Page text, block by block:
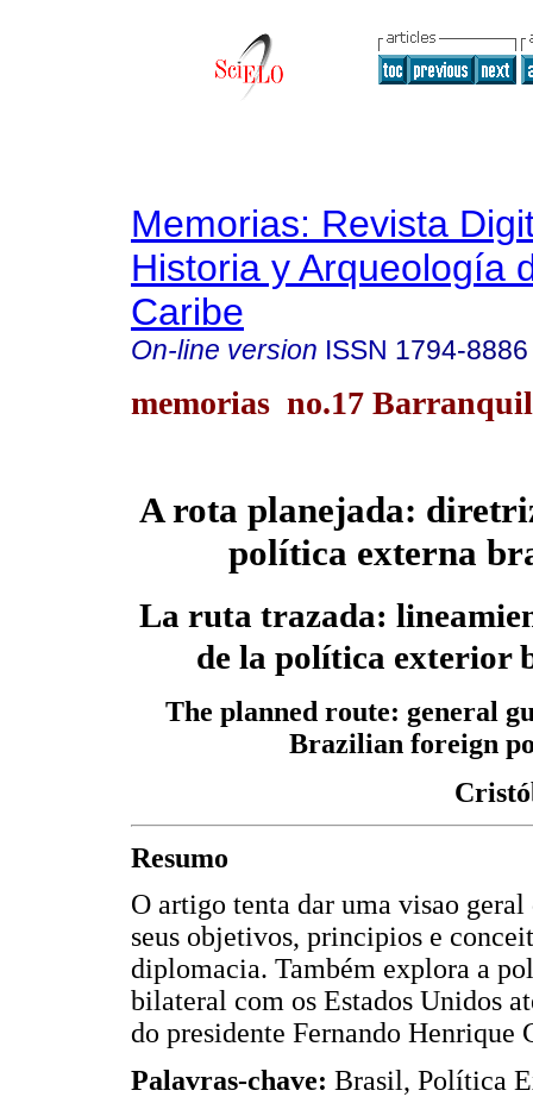
Memorias: Revista
Historia y Arqueología
Caribe
On-line version ISSN 1794-8886
memorias no.17
A rota planejada:
política externa
La ruta trazada:
de la política exterior
The planned route: general
Brazilian foreign
Resumo
O artigo tenta dar uma visao
seus objetivos, principios e
diplomacia. Também explora a
bilateral com os Estados Unidos
do presidente Fernando Henrique
Palavras-chave: Brasil, Política